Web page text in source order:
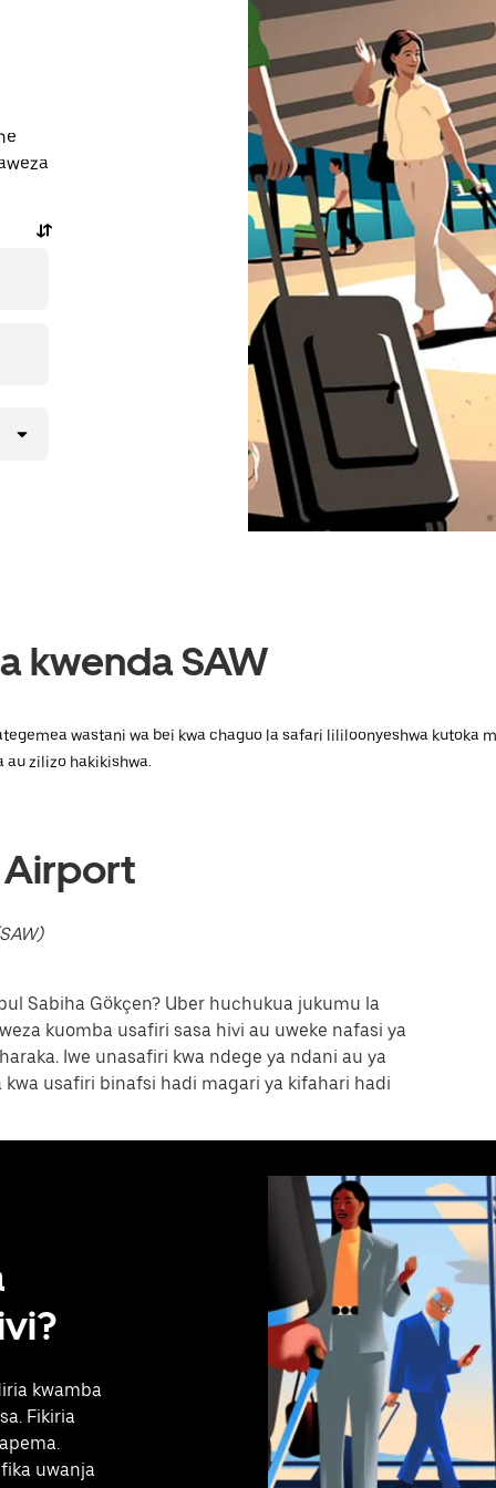
kwenda SAW
wastani wa bei kwa chaguo la safari lililoonyeshwa kutoka
au zilizo hakikishwa.
Airport
Sabiha Gökçen? Uber huchukua jukumu la
kuomba usafiri sasa hivi au uweke nafasi ya
Iwe unasafiri kwa ndege ya ndani au ya
usafiri binafsi hadi magari ya kifahari hadi
kwamba
Fikiria
uwanja